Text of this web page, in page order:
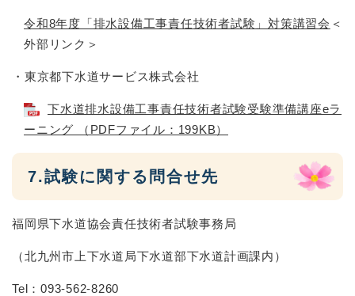
令和8年度「排水設備工事責任技術者試験」対策講習会 ＜
外部リンク＞
・東京都下水道サービス株式会社
下水道排水設備工事責任技術者試験受験準備講座eラ
ーニング （PDFファイル：199KB）
7.試験に関する問合せ先
福岡県下水道協会責任技術者試験事務局
（北九州市上下水道局下水道部下水道計画課内）
Tel：093-562-8260